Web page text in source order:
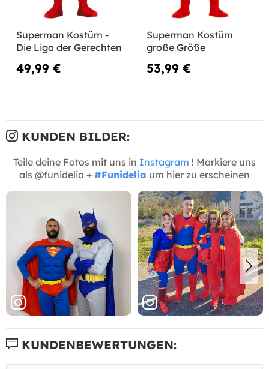
Superman Kostüm -
Die Liga der Gerechten
49,99 €
Superman Kostüm
große Größe
53,99 €
KUNDEN BILDER:
Teile deine Fotos mit uns in Instagram ! Markiere uns
als @funidelia + #Funidelia um hier zu erscheinen
KUNDENBEWERTUNGEN: